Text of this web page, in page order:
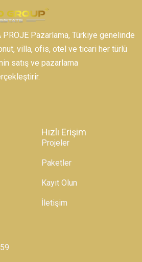
PROJE Pazarlama, Türkiye genelinde
villa, ofis, otel ve ticari her türlü
satış ve pazarlama
Hızlı Erişim
Projeler
Paketler
Kayıt Olun
İletişim